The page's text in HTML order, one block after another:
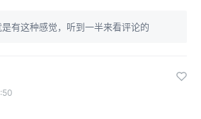
是有这种感觉，听到一半来看评论的